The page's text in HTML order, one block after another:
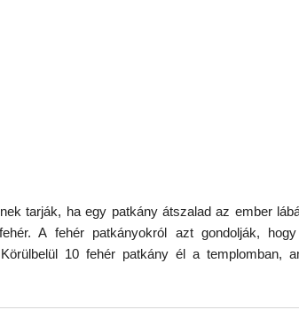
tarják, ha egy patkány átszalad az ember
A fehér patkányokról azt gondolják,
Körülbelül 10 fehér patkány él a templomban,